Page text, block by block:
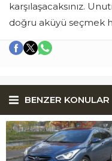
karşılaşacaksınız.
doğru aküyü seçmek
BENZER KONULAR